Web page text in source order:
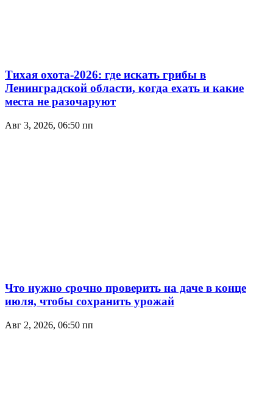
Тихая охота-2026: где искать грибы в
Ленинградской области, когда ехать и какие
места не разочаруют
Авг 3, 2026, 06:50 пп
Что нужно срочно проверить на даче в конце
июля, чтобы сохранить урожай
Авг 2, 2026, 06:50 пп